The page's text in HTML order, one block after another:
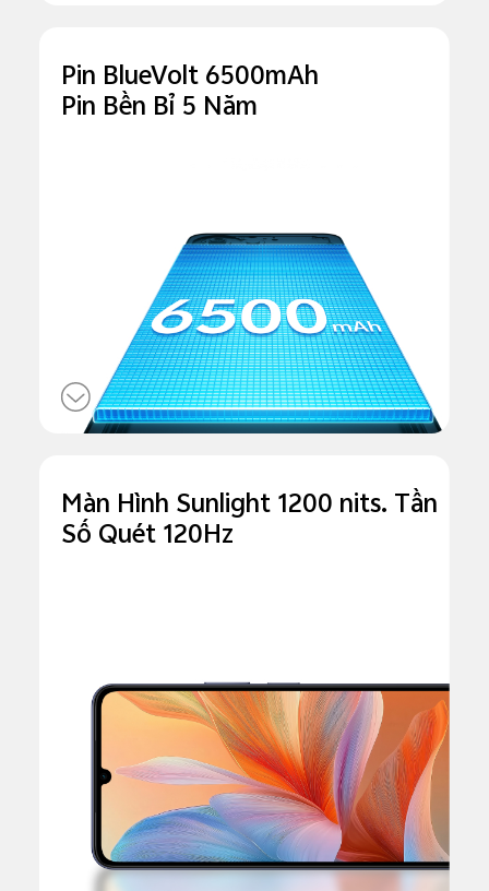
Màn Hình Sunlight1200 nits. Tần
Số Quét 120Hz
Pin BlueVolt 6500mAh
Pin Bền Bỉ 5 Năm